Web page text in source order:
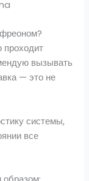
проходит
вызывать
— это не
системы,
все